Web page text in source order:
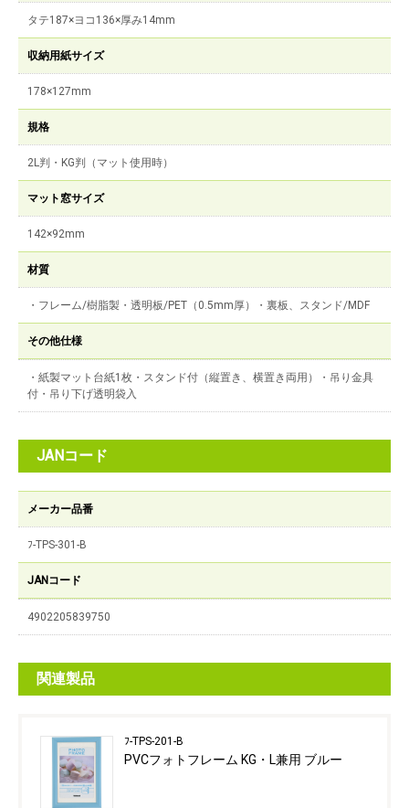
タテ187×ヨコ136×厚み14mm
収納用紙サイズ
178×127mm
規格
2L判・KG判（マット使用時）
マット窓サイズ
142×92mm
材質
・フレーム/樹脂製・透明板/PET（0.5mm厚）・裏板、スタンド/MDF
その他仕様
・紙製マット台紙1枚・スタンド付（縦置き、横置き両用）・吊り金具
付・吊り下げ透明袋入
JANコード
メーカー品番
ﾌ-TPS-301-B
JANコード
4902205839750
関連製品
ﾌ-TPS-201-B
PVCフォトフレーム KG・L兼用 ブルー